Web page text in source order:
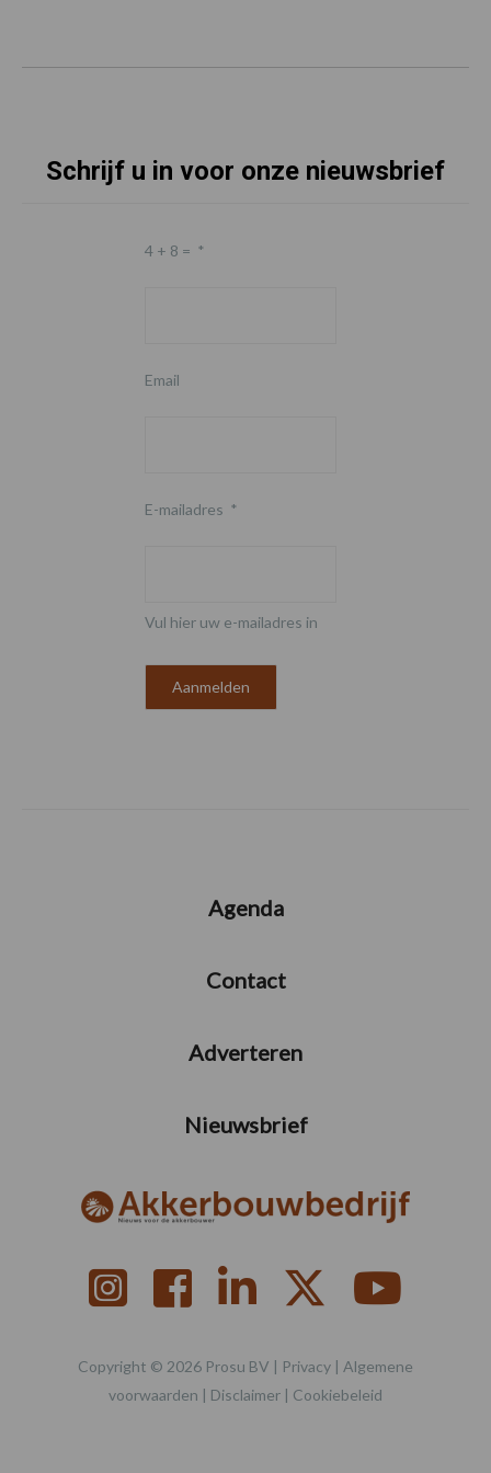
Schrijf u in voor onze nieuwsbrief
4 + 8 = *
Email
E-mailadres *
Vul hier uw e-mailadres in
Agenda
Contact
Adverteren
Nieuwsbrief
Copyright © 2026 Prosu BV | Privacy | Algemene
voorwaarden | Disclaimer | Cookiebeleid